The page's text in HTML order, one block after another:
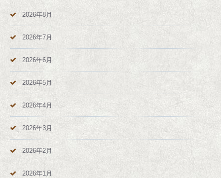
2026年8月
2026年7月
2026年6月
2026年5月
2026年4月
2026年3月
2026年2月
2026年1月